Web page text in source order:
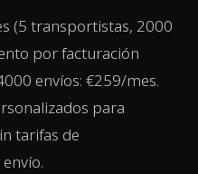
(5 transportistas, 2000
por facturación
envíos: €259/mes.
para
tarifas de